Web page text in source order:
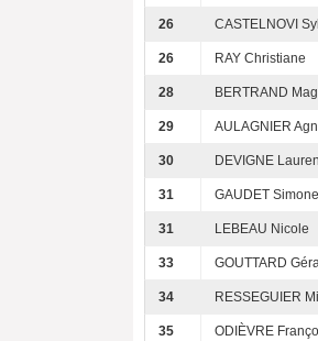
26 CASTELNOVI
26 RAY Christiane
28 BERTRAND
29 AULAGNIER
30 DEVIGNE
31 GAUDET Simone
31 LEBEAU Nicole
33 GOUTTARD
34 RESSEGUIER
35 ODIÈVRE